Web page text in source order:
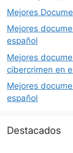
Mejores
Mejores
español
Mejores
cibercrimen en
Mejores
español
Destacados